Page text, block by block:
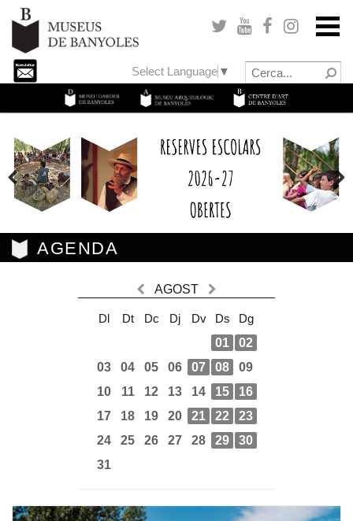
Select Language ▼
Previous Next
AGENDA
AGOST
Dl Dt Dc Dj Dv Ds
Dg
01
02
03
04 05 06 07 08
09
10
11 12 13 14 15
16
17
18 19 20 21 22
23
24
25 26 27 28 29
30
31